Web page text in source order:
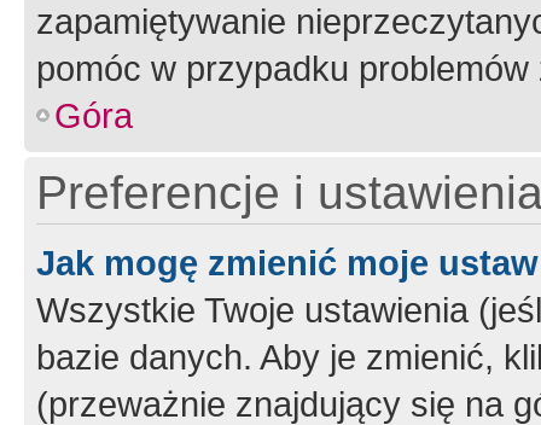
zapamiętywanie
pomóc w przypadku
Góra
Preferencje i
Jak mogę zmienić moje
Wszystkie Twoje ustawienia
bazie danych. Aby je zmienić,
(przeważnie znajdujący się na